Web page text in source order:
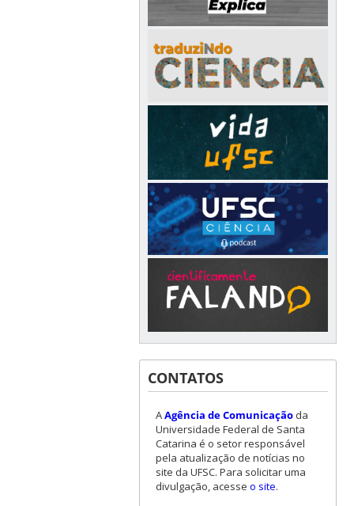
CONTATOS
AAgência de Comunicaçãoda
Universidade Federal de Santa
Catarina é o setor responsável
pela atualização de notícias no
site da UFSC. Para solicitar uma
divulgação, acesse o site.